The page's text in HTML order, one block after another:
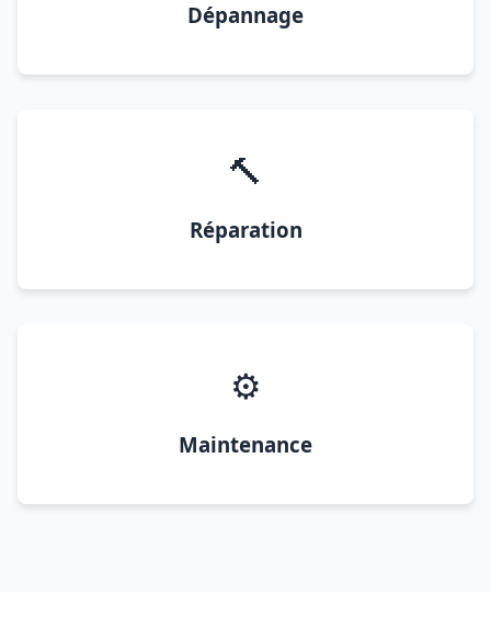
Dépannage
🔨
Réparation
⚙️
Maintenance